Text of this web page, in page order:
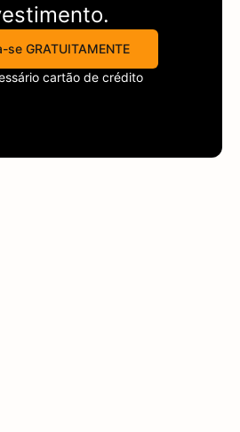
se GRATUITAMENTE
cartão de crédito